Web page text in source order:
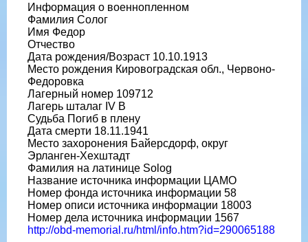
Информация о военнопленном
Фамилия Солог
Имя Федор
Отчество
Дата рождения/Возраст 10.10.1913
Место рождения Кировоградская обл., Червоно-
Федоровка
Лагерный номер 109712
Лагерь шталаг IV B
Судьба Погиб в плену
Дата смерти 18.11.1941
Место захоронения Байерсдорф, округ
Эрланген-Хехштадт
Фамилия на латинице Solog
Название источника информации ЦАМО
Номер фонда источника информации 58
Номер описи источника информации 18003
Номер дела источника информации 1567
http://obd-memorial.ru/html/info.htm?id=290065188